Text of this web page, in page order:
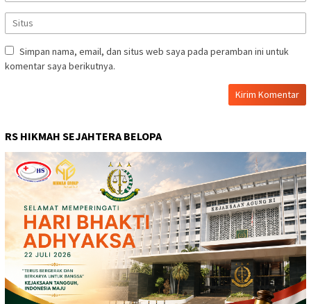
Simpan nama, email, dan situs web saya pada peramban ini untuk
komentar saya berikutnya.
RS HIKMAH SEJAHTERA BELOPA